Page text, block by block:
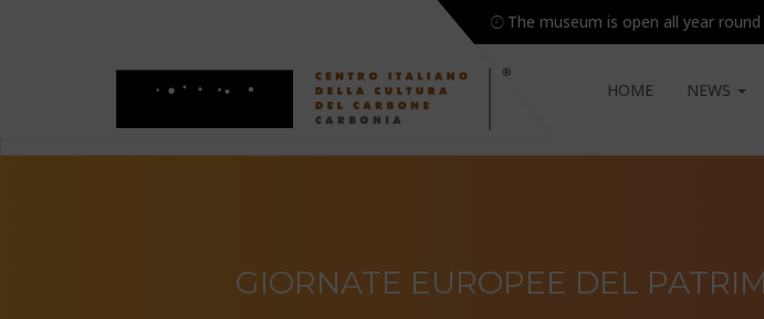
The museum is open all year round
HOME NEWS
GIORNATE EUROPEE DEL